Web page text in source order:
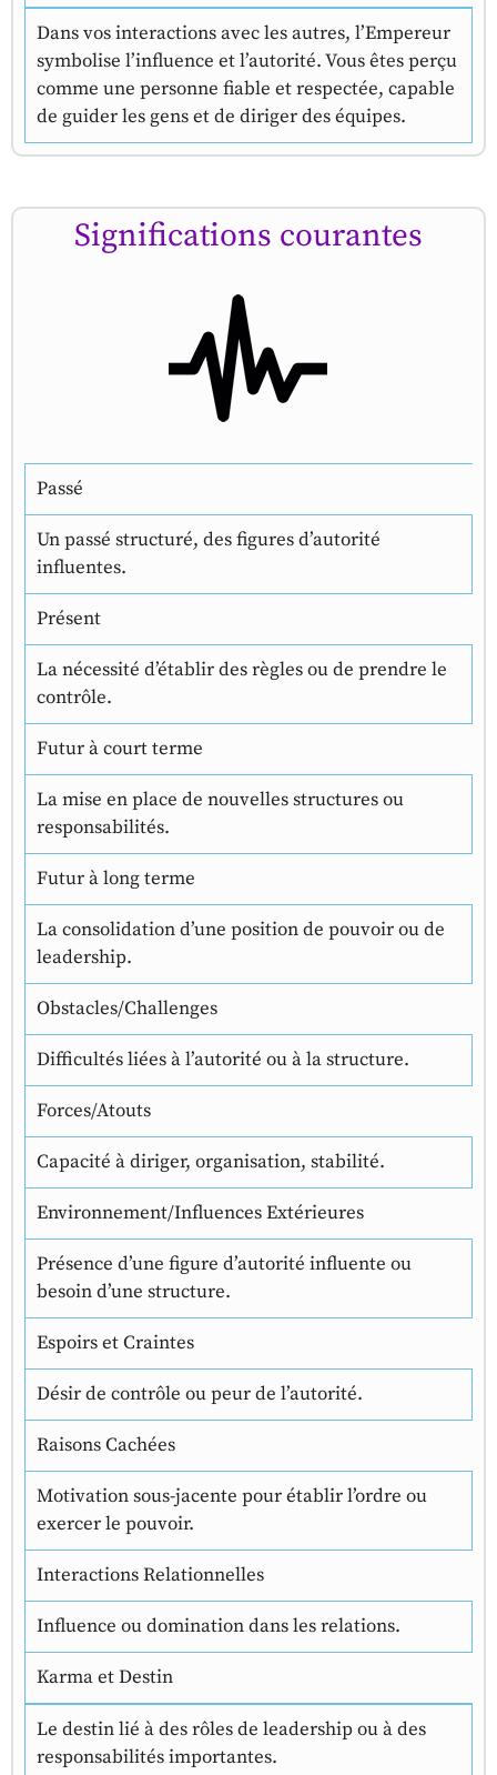
Dans vos interactions avec les autres, l’Empereur
symbolise l’influence et l’autorité. Vous êtes perçu
comme une personne fiable et respectée, capable
de guider les gens et de diriger des équipes.
Significations courantes
Passé
Un passé structuré, des figures d’autorité
influentes.
Présent
La nécessité d’établir des règles ou de prendre le
contrôle.
Futur à court terme
La mise en place de nouvelles structures ou
responsabilités.
Futur à long terme
La consolidation d’une position de pouvoir ou de
leadership.
Obstacles/Challenges
Difficultés liées à l’autorité ou à la structure.
Forces/Atouts
Capacité à diriger, organisation, stabilité.
Environnement/Influences Extérieures
Présence d’une figure d’autorité influente ou
besoin d’une structure.
Espoirs et Craintes
Désir de contrôle ou peur de l’autorité.
Raisons Cachées
Motivation sous-jacente pour établir l’ordre ou
exercer le pouvoir.
Interactions Relationnelles
Influence ou domination dans les relations.
Karma et Destin
Le destin lié à des rôles de leadership ou à des
responsabilités importantes.